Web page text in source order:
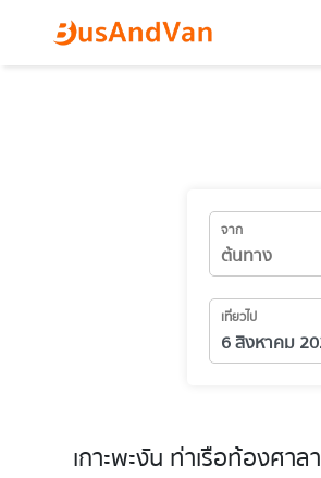
จาก
เที่ยวไป
เกาะพะงัน ท่าเรือท้องศาลา